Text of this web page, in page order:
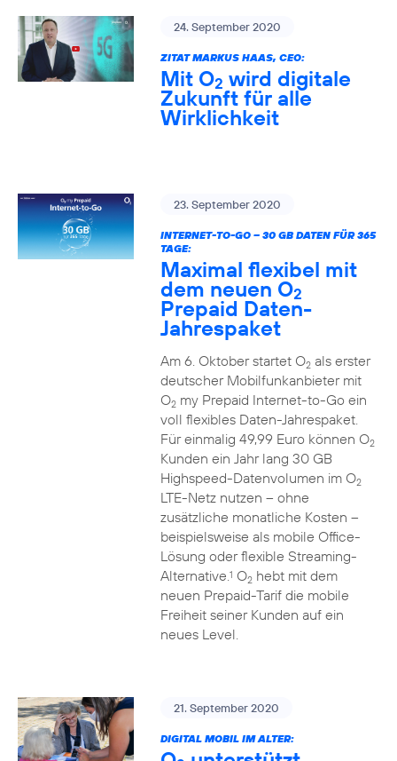
24. September 2020
ZITAT MARKUS HAAS, CEO:
Mit O2 wird digitale
Zukunft für alle
Wirklichkeit
23. September 2020
INTERNET-TO-GO – 30 GB DATEN FÜR 365
TAGE:
Maximal flexibel mit
dem neuen O2
Prepaid Daten-
Jahrespaket
Am 6. Oktober startet O2als erster
deutscher Mobilfunkanbieter mit
O2my Prepaid Internet-to-Go ein
voll flexibles Daten-Jahrespaket.
Für einmalig 49,99 Euro können O2
Kunden ein Jahr lang 30 GB
Highspeed-Datenvolumen im O2
LTE-Netz nutzen – ohne
zusätzliche monatliche Kosten –
beispielsweise als mobile Office-
Lösung oder flexible Streaming-
Alternative.1 O2hebt mit dem
neuen Prepaid-Tarif die mobile
Freiheit seiner Kunden auf ein
neues Level.
21. September 2020
DIGITAL MOBIL IM ALTER: